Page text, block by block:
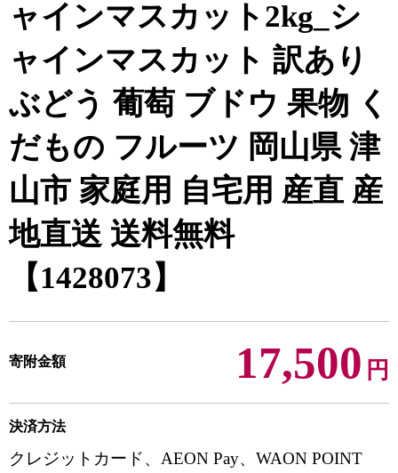
ャインマスカット2kg_シ
ャインマスカット 訳あり
ぶどう 葡萄 ブドウ 果物 く
だもの フルーツ 岡山県 津
山市 家庭用 自宅用 産直 産
地直送 送料無料
【1428073】
寄附金額 17,500 円
決済方法
クレジットカード、AEON Pay、WAON POINT